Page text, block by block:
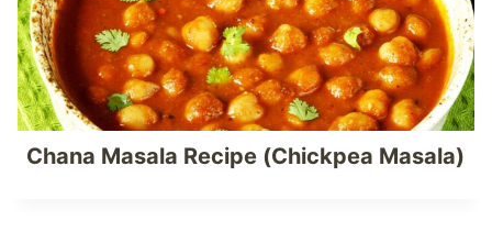
Chana Masala Recipe (Chickpea Masala)